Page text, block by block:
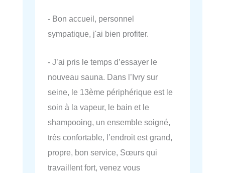
- Bon accueil, personnel
sympatique, j'ai bien profiter.
- J’ai pris le temps d’essayer le
nouveau sauna. Dans l’Ivry sur
seine, le 13ème périphérique est le
soin à la vapeur, le bain et le
shampooing, un ensemble soigné,
très confortable, l’endroit est grand,
propre, bon service, Sœurs qui
travaillent fort, venez vous